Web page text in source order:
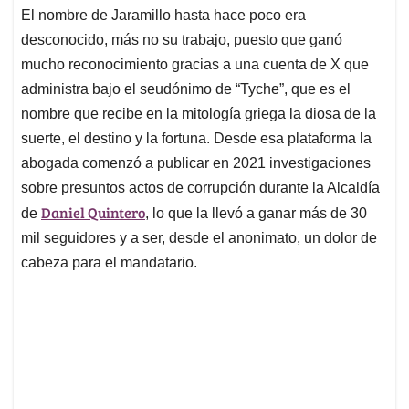
El nombre de Jaramillo hasta hace poco era
desconocido, más no su trabajo, puesto que ganó
mucho reconocimiento gracias a una cuenta de X que
administra bajo el seudónimo de “Tyche”, que es el
nombre que recibe en la mitología griega la diosa de la
suerte, el destino y la fortuna. Desde esa plataforma la
abogada comenzó a publicar en 2021 investigaciones
sobre presuntos actos de corrupción durante la Alcaldía
de Daniel Quintero, lo que la llevó a ganar más de 30
mil seguidores y a ser, desde el anonimato, un dolor de
cabeza para el mandatario.